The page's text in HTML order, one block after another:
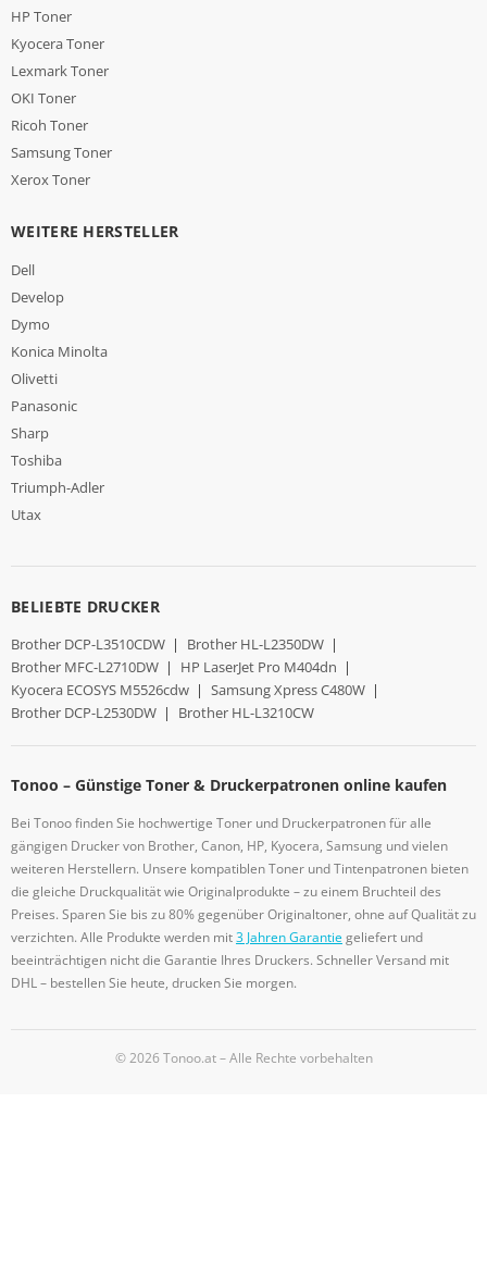
HP Toner
Kyocera Toner
Lexmark Toner
OKI Toner
Ricoh Toner
Samsung Toner
Xerox Toner
WEITERE HERSTELLER
Dell
Develop
Dymo
Konica Minolta
Olivetti
Panasonic
Sharp
Toshiba
Triumph-Adler
Utax
BELIEBTE DRUCKER
Brother DCP-L3510CDW | Brother HL-L2350DW |
Brother MFC-L2710DW | HP LaserJet Pro M404dn |
Kyocera ECOSYS M5526cdw | Samsung Xpress C480W |
Brother DCP-L2530DW | Brother HL-L3210CW
Tonoo – Günstige Toner & Druckerpatronen online kaufen
Bei Tonoo finden Sie hochwertige Toner und Druckerpatronen für alle
gängigen Drucker von Brother, Canon, HP, Kyocera, Samsung und vielen
weiteren Herstellern. Unsere kompatiblen Toner und Tintenpatronen bieten
die gleiche Druckqualität wie Originalprodukte – zu einem Bruchteil des
Preises. Sparen Sie bis zu 80% gegenüber Originaltoner, ohne auf Qualität zu
verzichten. Alle Produkte werden mit3 Jahren Garantiegeliefert und
beeinträchtigen nicht die Garantie Ihres Druckers. Schneller Versand mit
DHL – bestellen Sie heute, drucken Sie morgen.
© 2026 Tonoo.at – Alle Rechte vorbehalten